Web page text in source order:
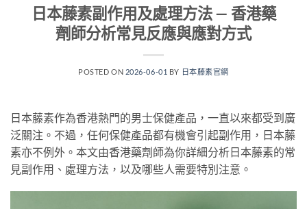
日本藤素副作用及處理方法 — 香港藥
劑師分析常見反應與應對方式
POSTED ON 2026-06-01 BY 日本藤素官網
日本藤素作為香港熱門的男士保健產品，一直以來都受到廣
泛關注。不過，任何保健產品都有機會引起副作用，日本藤
素亦不例外。本文由香港藥劑師為你詳細分析日本藤素的常
見副作用、處理方法，以及哪些人需要特別注意。